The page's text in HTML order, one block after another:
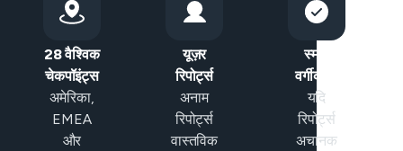
28 वैश्विक
चेकपॉइंट्स
अमेरिका,
EMEA
और
यूज़र
रिपोर्ट्स
अनाम
रिपोर्ट्स
वास्तविक
स्मार्ट
वर्गीकरण
यदि
रिपोर्ट्स
अचानक